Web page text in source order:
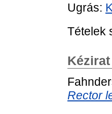
Ugrás:
Tételek
Kézirat
Rector